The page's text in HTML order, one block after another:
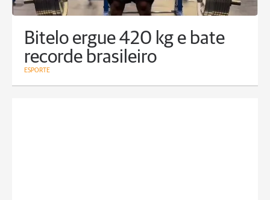
Bitelo ergue 420 kg e bate
recorde brasileiro
ESPORTE